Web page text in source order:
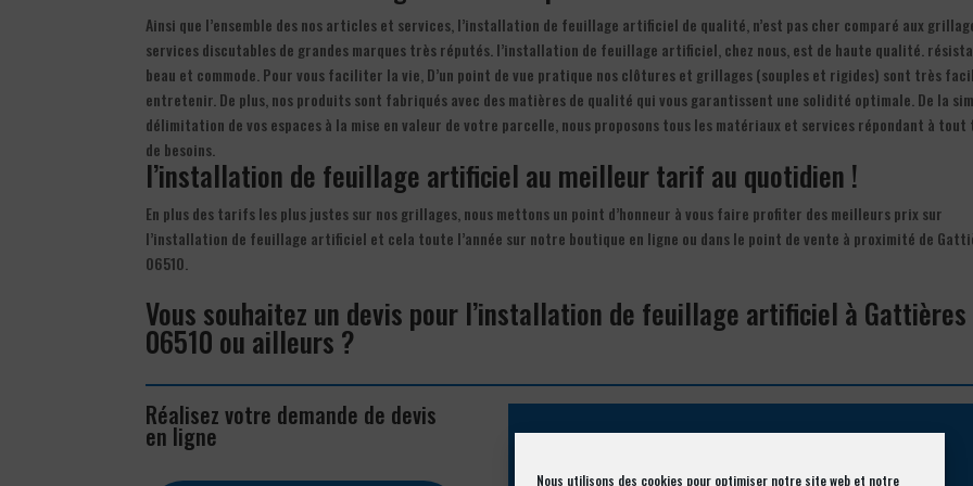
Nous utilisons des cookies pour optimiser notre site web et notre
Ainsi que l’ensemble des nos articles et services, l’installation de feuillage artificiel de qualité, n’est pas cher comparé aux
services discutables de grandes marques très réputés. l’installation de feuillage artificiel, chez nous, est de haute qualité.
beau et commode. Pour vous faciliter la vie, D’un point de vue pratique nos clôtures et grillages (souples et rigides) sont très
entretenir. De plus, nos produits sont fabriqués avec des matières de qualité qui vous garantissent une solidité optimale. De la
délimitation de vos espaces à la mise en valeur de votre parcelle, nous proposons tous les matériaux et services répondant à tout
de besoins.
l’installation de feuillage artificiel au meilleur tarif au quotidien !
En plus des tarifs les plus justes sur nos grillages, nous mettons un point d’honneur à vous faire profiter des meilleurs prix sur
l’installation de feuillage artificiel et cela toute l’année sur notre boutique en ligne ou dans le point de vente à proximité de
06510.
Vous souhaitez un devis pour l’installation de feuillage artificiel à Gattières
06510 ou ailleurs ?
Réalisez votre demande de devis
en ligne